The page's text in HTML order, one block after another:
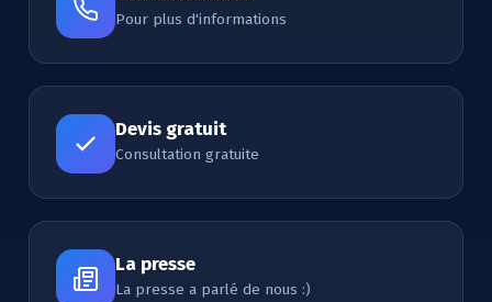
Pour plus d'informations
Devis gratuit
Consultation gratuite
La presse
La presse a parlé de nous :)